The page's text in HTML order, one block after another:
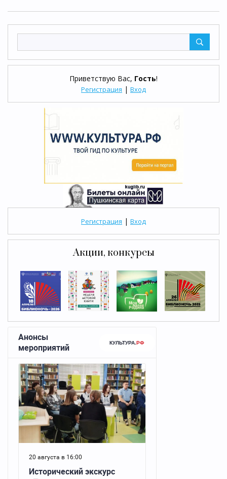
Приветствую Вас, Гость!
Регистрация | Вход
Регистрация | Вход
Акции, конкурсы